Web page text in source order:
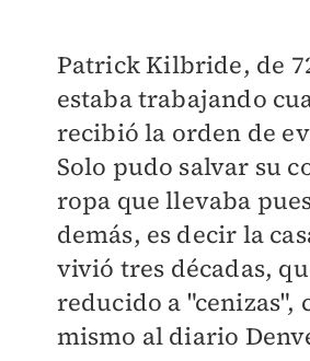
Patrick Kilbride, de
estaba trabajando
recibió la orden de
Solo pudo salvar su
ropa que llevaba
demás, es decir la
vivió tres décadas,
reducido a "cenizas",
mismo al diario